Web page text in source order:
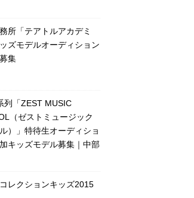
所「テアトルアカデミ
ズモデルオーディション
集
列「ZEST MUSIC
（ゼストミュージック
）」特待生オーディショ
キッズモデル募集｜中部
レクションキッズ2015